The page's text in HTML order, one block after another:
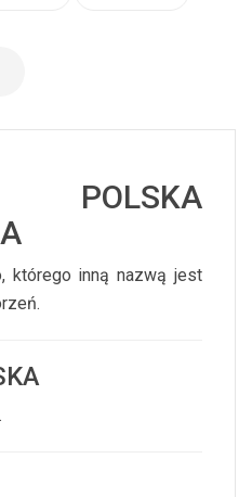
którego inną nazwą jest